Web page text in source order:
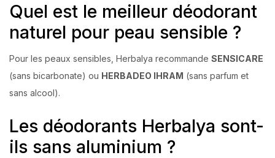
Quel est le meilleur déodorant
naturel pour peau sensible ?
Pour les peaux sensibles, Herbalya recommande SENSICARE
(sans bicarbonate) ou HERBADEO IHRAM (sans parfum et
sans alcool).
Les déodorants Herbalya sont-
ils sans aluminium ?